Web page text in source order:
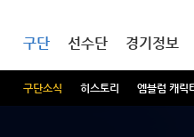
구단
구단소식 히스토리 엠블럼 캐릭
선수단 경기정보